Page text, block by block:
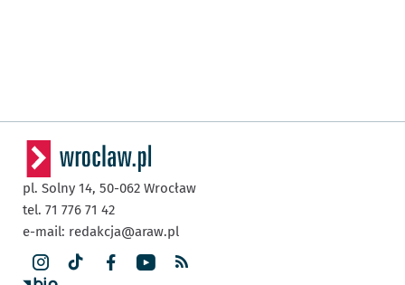
pl. Solny 14, 50-062 Wrocław
tel. 71 776 71 42
e-mail: redakcja@araw.pl